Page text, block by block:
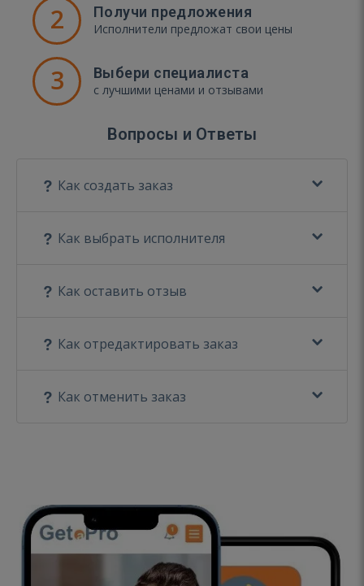
2 Получи предложения
Исполнители предложат свои цены
3 Выбери специалиста
с лучшими ценами и отзывами
Вопросы и Ответы
Как создать заказ
Как выбрать исполнителя
Как оставить отзыв
Как отредактировать заказ
Как отменить заказ